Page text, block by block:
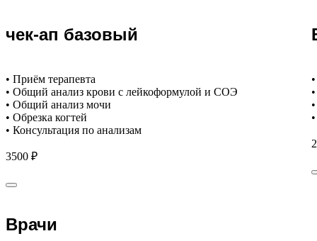
чек-ап базовый
• Приём терапевта
• Общий анализ крови с лейкоформулой и СОЭ
• Общий анализ мочи
• Обрезка когтей
• Консультация по анализам
3500 ₽
Врачи